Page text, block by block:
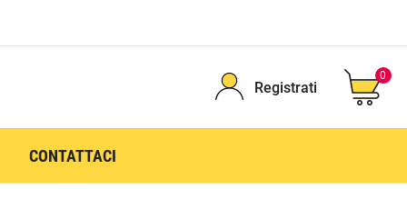
Registrati
0
CONTATTACI